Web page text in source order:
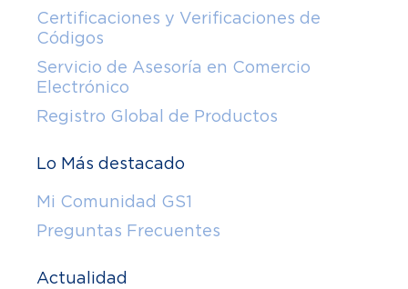
Certificaciones y Verificaciones de
Códigos
Servicio de Asesoría en Comercio
Electrónico
Registro Global de Productos
Lo Más destacado
Mi Comunidad GS1
Preguntas Frecuentes
Actualidad